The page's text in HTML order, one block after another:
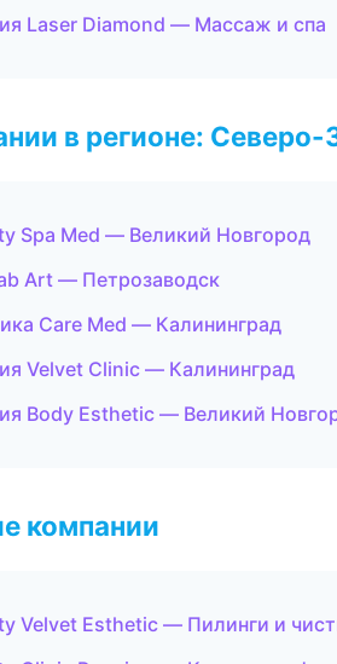
Laser Diamond — Массаж и спа
в регионе:
Spa Med — Великий Новгород
Art — Петрозаводск
Care Med — Калининград
Velvet Clinic — Калининград
Body Esthetic — Великий
компании
Velvet Esthetic — Пилинги и